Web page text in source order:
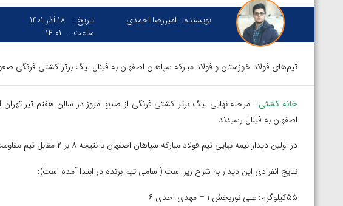
نویسنده: امیررضا احمدی تاریخ : 18 آذر 1401
ساعت :
۱۴:۰۱
تیم‌های فولاد خوزستان و فولاد مبارکه سپاهان اصفهان به فینال لیگ برتر کشتی فرنگی
خانه کشتی– مرحله نهایی لیگ برتر کشتی فرنگی از صبح امروز در سالن هفتم تیر تهران
اصفهان به فینال رسیدند.
در اولین دیدار نیمه نهایی تیم فولاد مبارکه سپاهان اصفهان با نتیجه ۸ بر ۲ مقابل تیم مقاومت البرز به پیروزی رسید و راهی دیدار فینال شد.
نتایج انفرادی این دیدار به شرح زیر است (اسامی تیم برنده در ابتدا آمده است):
۵۵کیلوگرم: علی نوربخش ۱ – مهدی احدی ۶